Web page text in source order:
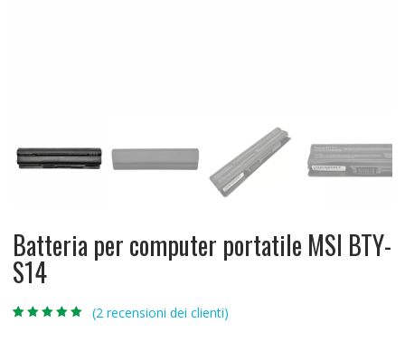
Batteria per computer portatile MSI BTY-
S14
(2 recensioni dei clienti)